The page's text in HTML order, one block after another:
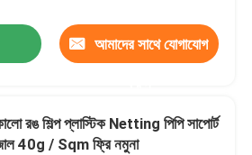
আমাদের সাথে যোগাযোগ
রঙ শিল্প প্লাস্টিক Netting পিপি সাপোর্ট
40g / Sqm ফ্রি নমুনা